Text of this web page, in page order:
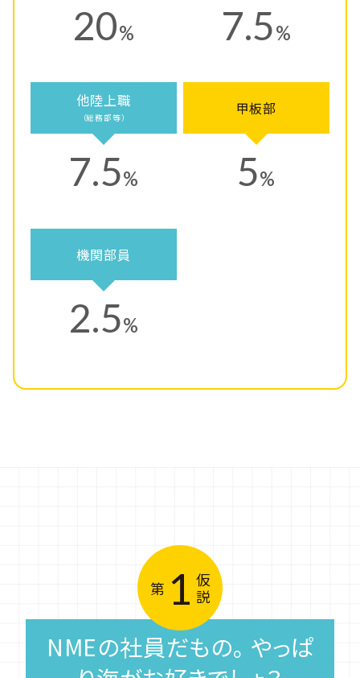
20% 7.5%
他陸上職
（総務部等）
7.5%
甲板部
5%
機関部員
2.5%
第 1 仮
説
NMEの社員だもの。 やっぱ